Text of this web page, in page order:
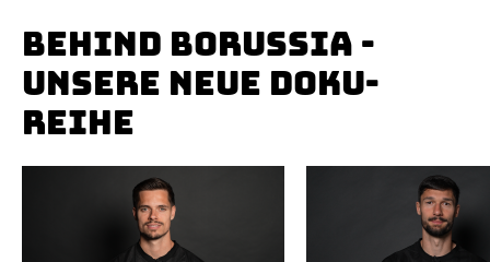
BEHIND BORUSSIA -
UNSERE NEUE DOKU-
REIHE